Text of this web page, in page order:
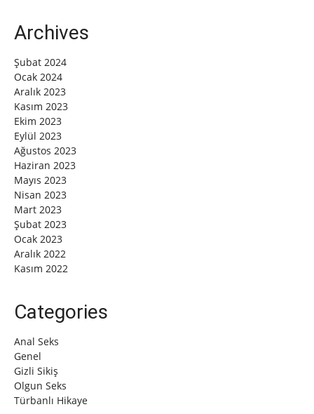
Archives
Şubat 2024
Ocak 2024
Aralık 2023
Kasım 2023
Ekim 2023
Eylül 2023
Ağustos 2023
Haziran 2023
Mayıs 2023
Nisan 2023
Mart 2023
Şubat 2023
Ocak 2023
Aralık 2022
Kasım 2022
Categories
Anal Seks
Genel
Gizli Sikiş
Olgun Seks
Türbanlı Hikaye